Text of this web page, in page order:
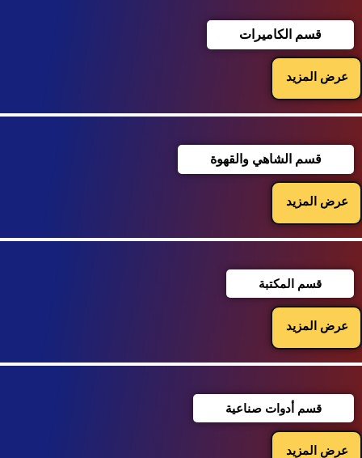
قسم الكاميرات
عرض المزيد
قسم الشاهي والقهوة
عرض المزيد
قسم المكتبة
عرض المزيد
قسم أدوات صناعية
عرض المزيد